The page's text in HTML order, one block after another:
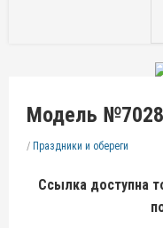
Модель №7028
/ Праздники и обереги
Ссылка доступна